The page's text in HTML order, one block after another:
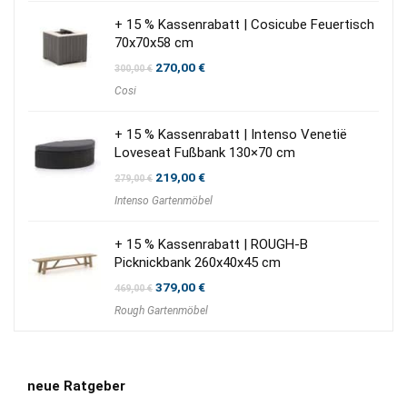
+ 15 % Kassenrabatt | Cosicube Feuertisch
70x70x58 cm
300,00€ Ursprünglicher
270,00€Aktueller
Cosi
+ 15 % Kassenrabatt | Intenso Venetië
Loveseat Fußbank 130×70 cm
279,00€ Ursprünglicher
war:
219,00€Aktueller
ist:
Intenso Gartenmöbel
+ 15 % Kassenrabatt | ROUGH-B
Picknickbank 260x40x45 cm
469,00€ Ursprünglicher
war:
379,00€Aktueller
ist:
Rough Gartenmöbel
neue Ratgeber